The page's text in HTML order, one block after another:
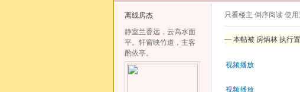
离线房杰
静室兰香远，云高水面
平。轩窗映竹道，主客
酌依亭。
只看楼主 倒序阅读 使
— 本帖被 房炳林 执行
视频播放
视频播放